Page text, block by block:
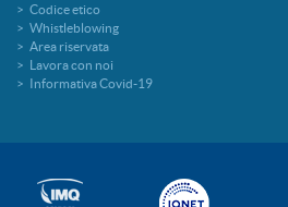
Codice etico
Whistleblowing
Area riservata
Lavora con noi
Informativa Covid-19